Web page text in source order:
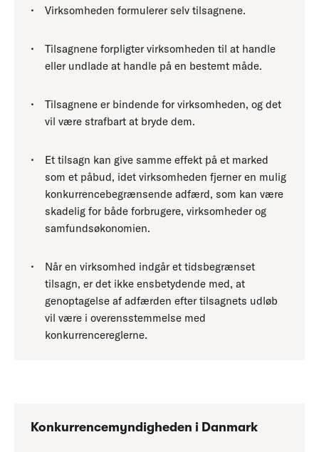
Virksomheden formulerer selv tilsagnene.
Tilsagnene forpligter virksomheden til at handle
eller undlade at handle på en bestemt måde.
Tilsagnene er bindende for virksomheden, og det
vil være strafbart at bryde dem.
Et tilsagn kan give samme effekt på et marked
som et påbud, idet virksomheden fjerner en mulig
konkurrencebegrænsende adfærd, som kan være
skadelig for både forbrugere, virksomheder og
samfundsøkonomien.
Når en virksomhed indgår et tidsbegrænset
tilsagn, er det ikke ensbetydende med, at
genoptagelse af adfærden efter tilsagnets udløb
vil være i overensstemmelse med
konkurrencereglerne.
Konkurrencemyndigheden i Danmark